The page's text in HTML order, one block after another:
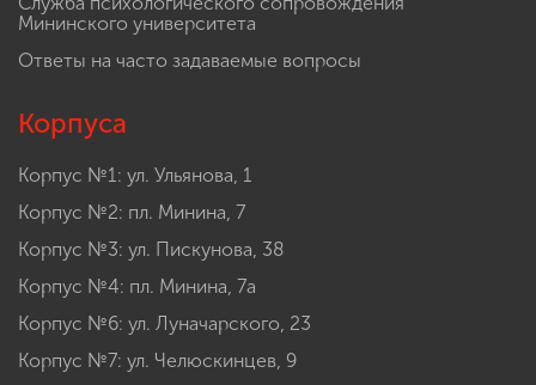
Мининского университета
Ответы на часто задаваемые вопросы
Корпуса
Корпус №1: ул. Ульянова, 1
Корпус №2: пл. Минина, 7
Корпус №3: ул. Пискунова, 38
Корпус №4: пл. Минина, 7а
Корпус №6: ул. Луначарского, 23
Корпус №7: ул. Челюскинцев, 9